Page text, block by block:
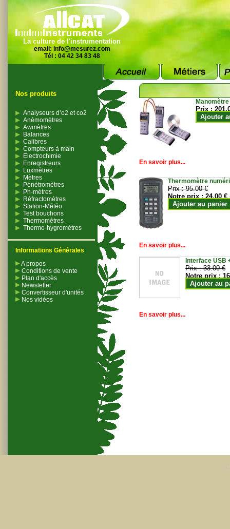
La culture de l'instrumentation
email: info@mesurez.com
Tél : 04 42 34 83 48
Nos produits
Analyseurs d’o2 et co2
Anémomètres
Awmètres
Balances
Calibres
Compteurs à main
Electrochimie
Enregistreurs
Luxmètres
Mètres
Pénétromètres
Ph-mètres
Réfractomètres
Station-Météo
Test bouchons
Thermomètres
Thermo-hygromètres
Informations Générales
A propos
Conditions de vente
Plan d'accès
Newsletter
Convertisseur d'unités
Nos vidéos
Prix :
Ajouter
En savoir plus...
Thermomètre
Prix :95.00 €
Notre prix :24.00 €
Ajouter au panier
En savoir plus...
Interface USB
Prix :33.00 €
Notre prix :
Ajouter au
En savoir plus...